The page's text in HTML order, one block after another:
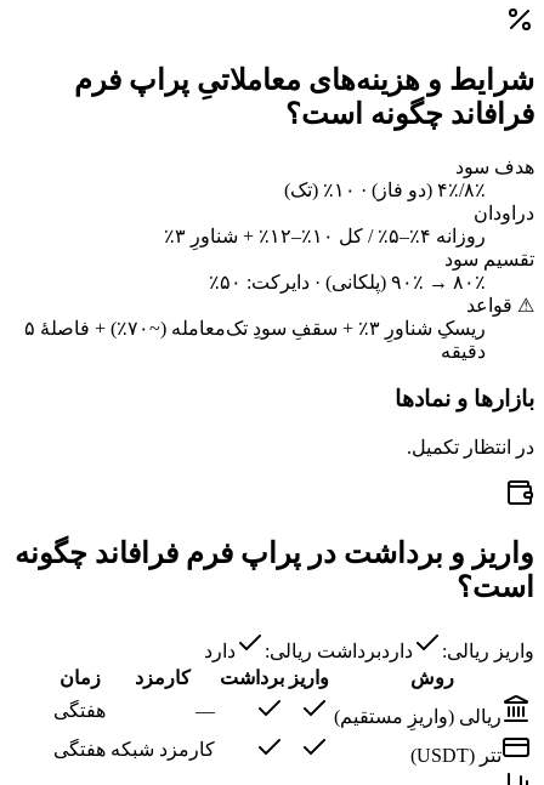
شرایط و هزینه‌های معاملاتیِ پراپ فرم
فرافاند چگونه است؟
هدف سود
۸٪/۴٪ (دو فاز) · ۱۰٪ (تک)
دراودان
روزانه ۴٪–۵٪ / کل ۱۰٪–۱۲٪ + شناورِ ۳٪
تقسیم سود
۸۰٪ → ۹۰٪ (پلکانی) · دایرکت: ۵۰٪
⚠ قواعد
ریسکِ شناورِ ۳٪ + سقفِ سودِ تک‌معامله (~۷۰٪) + فاصلهٔ ۵
دقیقه
بازارها و نمادها
در انتظار تکمیل.
واریز و برداشت در پراپ فرم فرافاند چگونه
است؟
واریز ریالی: داردبرداشت ریالی:
دارد
روش
واریز برداشت کارمزد
زمان
ریالی (واریزِ مستقیم)
— هفتگی
تتر (USDT) کارمزد شبکه هفتگی